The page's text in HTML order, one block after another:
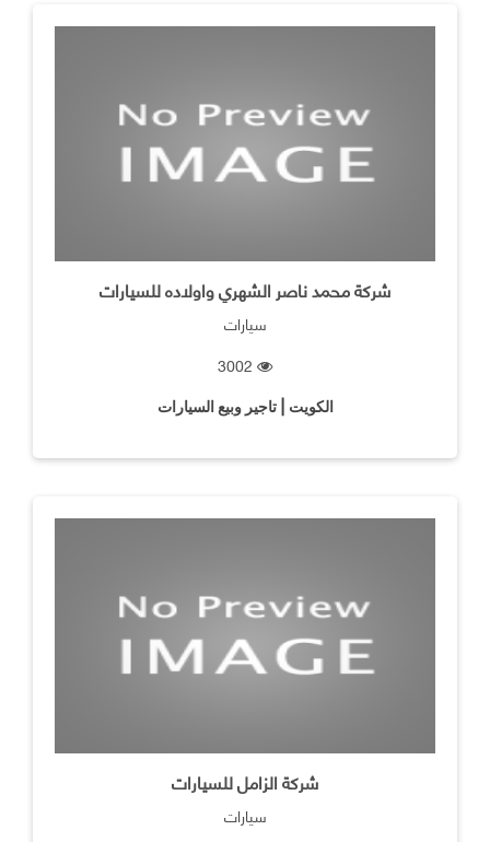
شركة محمد ناصر الشهري واولاده للسيارات
سيارات
الكويت | تاجير وبيع السيارات
شركة الزامل للسيارات
سيارات